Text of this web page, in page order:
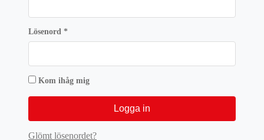
Lösenord *Obligatoriskt
Kom ihåg mig
Logga in
Glömt lösenordet?